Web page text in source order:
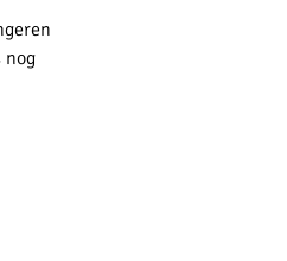
nog